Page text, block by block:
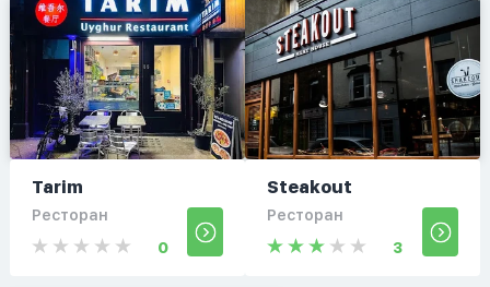
Tarim
Ресторан
0
Steakout
Ресторан
3